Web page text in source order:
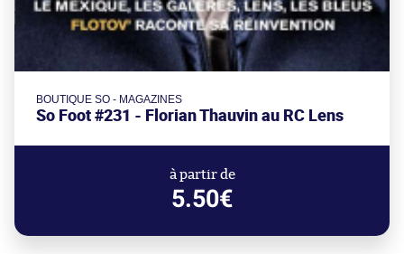
BOUTIQUE SO - MAGAZINES
So Foot #231 - Florian Thauvin au RC Lens
à partir de
5.50€